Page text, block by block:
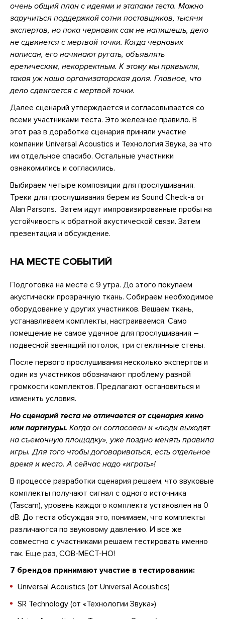
очень общий план с идеями и этапами теста. Можно
заручиться поддержкой сотни поставщиков, тысячи
экспертов, но пока черновик сам не напишешь, дело
не сдвинется с мертвой точки. Когда черновик
написан, его начинают ругать, объявлять
еретическим, некорректным. К этому мы привыкли,
такая уж наша организаторская доля. Главное, что
дело сдвигается с мертвой точки.
Далее сценарий утверждается и согласовывается со
всеми участниками теста. Это железное правило. В
этот раз в доработке сценария приняли участие
компании Universal Acoustics и Технология Звука, за что
им отдельное спасибо. Остальные участники
ознакомились и согласились.
Выбираем четыре композиции для прослушивания.
Треки для прослушивания берем из Sound Check-а от
Alan Parsons. Затем идут импровизированные пробы на
устойчивость к обратной акустической связи. Затем
презентация и обсуждение.
НА МЕСТЕ СОБЫТИЙ
Подготовка на месте с 9 утра. До этого покупаем
акустически прозрачную ткань. Собираем необходимое
оборудование у других участников. Вешаем ткань,
устанавливаем комплекты, настраиваемся. Само
помещение не самое удачное для прослушивания –
подвесной звенящий потолок, три стеклянные стены.
После первого прослушивания несколько экспертов и
один из участников обозначают проблему разной
громкости комплектов. Предлагают остановиться и
изменить условия.
Но сценарий теста не отличается от сценария кино
или партитуры. Когда он согласован и «люди выходят
на съемочную площадку», уже поздно менять правила
игры. Для того чтобы договариваться, есть отдельное
время и место. А сейчас надо «играть»!
В процессе разработки сценария решаем, что звуковые
комплекты получают сигнал с одного источника
(Tascam), уровень каждого комплекта установлен на 0
dB. До теста обсуждая это, понимаем, что комплекты
различаются по звуковому давлению. И все же
совместно с участниками решаем тестировать именно
так. Еще раз, СОВ-МЕСТ-НО!
7 брендов принимают участие в тестировании:
Universal Acoustics (от Universal Acoustics)
SR Technology (от «Технологии Звука»)